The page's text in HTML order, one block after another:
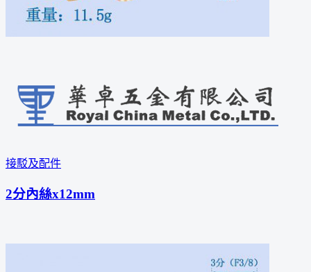
接駁及配件
2分內絲x12mm